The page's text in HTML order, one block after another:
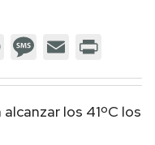
los 41ºC los